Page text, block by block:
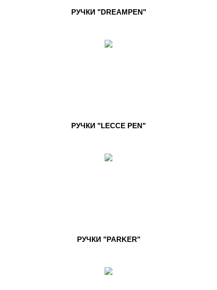
РУЧКИ "DREAMPEN"
РУЧКИ "LECCE PEN"
РУЧКИ "PARKER"